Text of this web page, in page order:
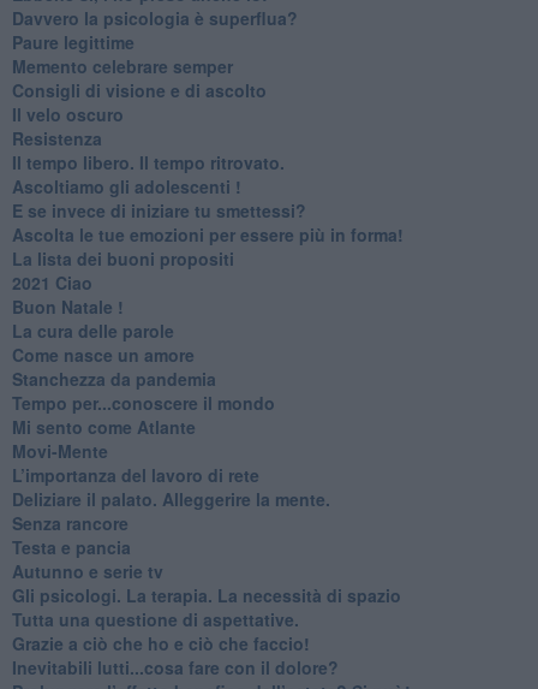
​Davvero la psicologia è superflua?
Paure legittime
​Memento celebrare semper
​Consigli di visione e di ascolto
​Il velo oscuro
Resistenza
​Il tempo libero. Il tempo ritrovato.
Ascoltiamo gli adolescenti !
​E se invece di iniziare tu smettessi?
​Ascolta le tue emozioni per essere più in forma!
​La lista dei buoni propositi
2021 Ciao
Buon Natale !
​La cura delle parole
​Come nasce un amore
Stanchezza da pandemia
​Tempo per...conoscere il mondo
​Mi sento come Atlante
​Movi-Mente
​L’importanza del lavoro di rete
​Deliziare il palato. Alleggerire la mente.
​Senza rancore
​Testa e pancia
​Autunno e serie tv
​Gli psicologi. La terapia. La necessità di spazio
​Tutta una questione di aspettative.
​Grazie a ciò che ho e ciò che faccio!
​Inevitabili lutti...cosa fare con il dolore?